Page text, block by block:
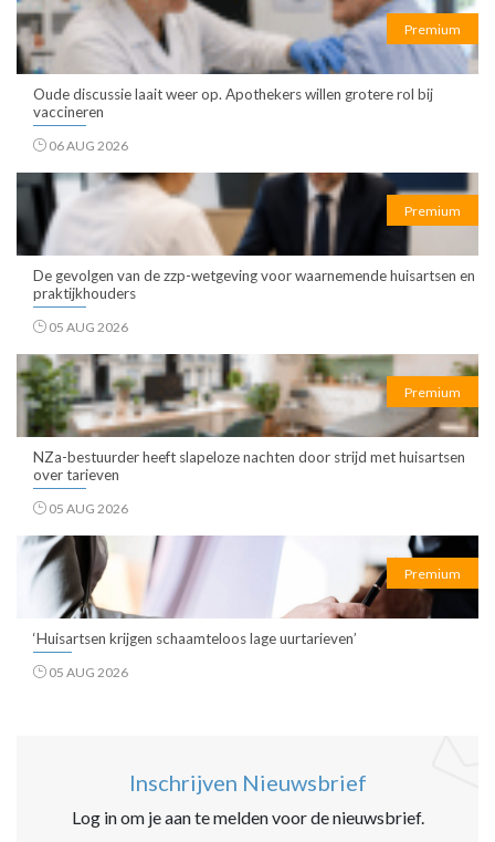
Premium
Oude discussie laait weer op. Apothekers willen grotere rol bij
vaccineren
06 AUG 2026
Premium
De gevolgen van de zzp-wetgeving voor waarnemende huisartsen en
praktijkhouders
05 AUG 2026
Premium
NZa-bestuurder heeft slapeloze nachten door strijd met huisartsen
over tarieven
05 AUG 2026
Premium
‘Huisartsen krijgen schaamteloos lage uurtarieven’
05 AUG 2026
Inschrijven Nieuwsbrief
Log in om je aan te melden voor de nieuwsbrief.